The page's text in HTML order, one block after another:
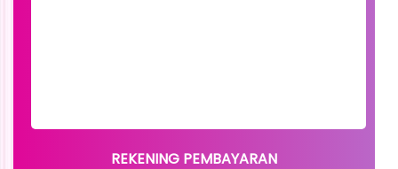
REKENING PEMBAYARAN